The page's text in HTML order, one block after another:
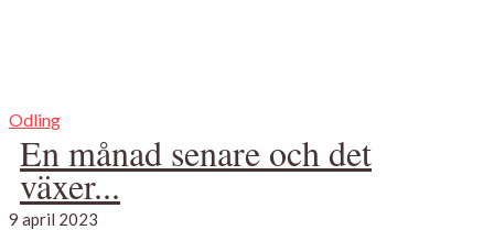
Odling
En månad senare och det
växer...
9 april 2023